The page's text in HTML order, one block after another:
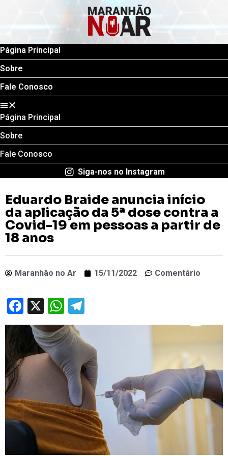
Página Principal
Sobre
Fale Conosco
Página Principal
Sobre
Fale Conosco
Siga-nos no Instagram
Eduardo Braide anuncia início
da aplicação da 5ª dose contra a
Covid-19 em pessoas a partir de
18 anos
Maranhão no Ar 15/11/2022 Comentário
Facebook
X WhatsApp